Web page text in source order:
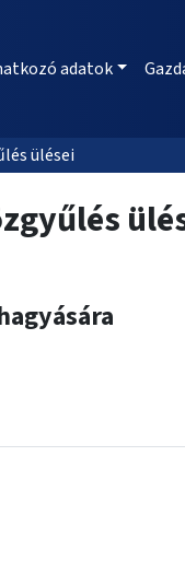
adatok
ülései